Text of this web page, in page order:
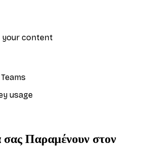
your content
usage
σας Παραμένουν στον